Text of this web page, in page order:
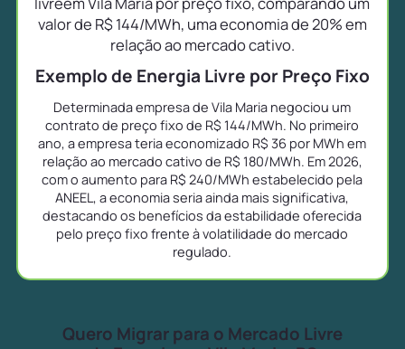
valor de R$ 144/MWh, uma economia de 20% em
relação ao mercado cativo.
Exemplo de Energia Livre por Preço Fixo
Determinada empresa de Vila Maria negociou um
contrato de preço fixo de R$ 144/MWh. No primeiro
ano, a empresa teria economizado R$ 36 por MWh em
relação ao mercado cativo de R$ 180/MWh. Em 2026,
com o aumento para R$ 240/MWh estabelecido pela
ANEEL, a economia seria ainda mais significativa,
destacando os benefícios da estabilidade oferecida
pelo preço fixo frente à volatilidade do mercado
regulado.
Quero Migrar para o Mercado Livre